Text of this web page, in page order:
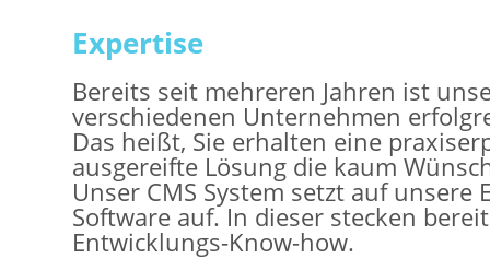
Expertise
Bereits seit mehreren Jahren ist
verschiedenen Unternehmen
Das heißt, Sie erhalten eine
ausgereifte Lösung die kaum
Unser CMS System setzt auf unsere
Software auf. In dieser stecken
Entwicklungs-Know-how.